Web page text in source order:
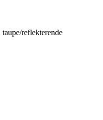
reflekterende